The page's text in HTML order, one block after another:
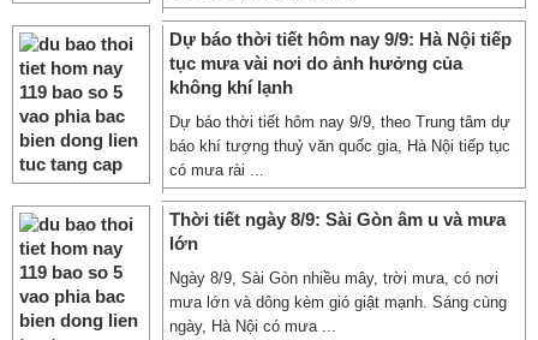
Dự báo thời tiết hôm nay 9/9: Hà Nội tiếp
tục mưa vài nơi do ảnh hưởng của
không khí lạnh
Dự báo thời tiết hôm nay 9/9, theo Trung tâm dự
báo khí tượng thuỷ văn quốc gia, Hà Nội tiếp tục
có mưa rài ...
Thời tiết ngày 8/9: Sài Gòn âm u và mưa
lớn
Ngày 8/9, Sài Gòn nhiều mây, trời mưa, có nơi
mưa lớn và dông kèm gió giật mạnh. Sáng cùng
ngày, Hà Nội có mưa ...